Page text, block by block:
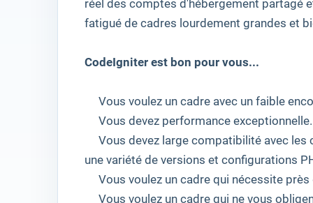
réel des comptes d'hébergement partagé
fatigué de cadres lourdement grandes et
CodeIgniter est bon pour vous...
Vous voulez un cadre avec un faible
Vous devez performance exceptionnelle.
Vous devez large compatibilité avec les
une variété de versions et configurations
Vous voulez un cadre qui nécessite près
Vous voulez un cadre qui ne vous